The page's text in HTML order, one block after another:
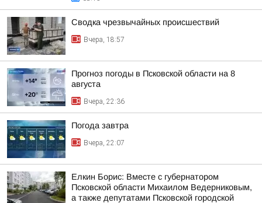
Сводка чрезвычайных происшествий
Вчера, 18:57
Прогноз погоды в Псковской области на 8
августа
Вчера, 22:36
Погода завтра
Вчера, 22:07
Елкин Борис: Вместе с губернатором
Псковской области Михаилом Ведерниковым,
а также депутатами Псковской городской